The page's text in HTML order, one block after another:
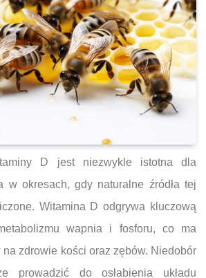
D jest niezwykle istotna dla
w okresach, gdy naturalne źródła tej
Witamina D odgrywa kluczową
wapnia i fosforu, co ma
na zdrowie kości oraz zębów. Niedobór
prowadzić do osłabienia układu